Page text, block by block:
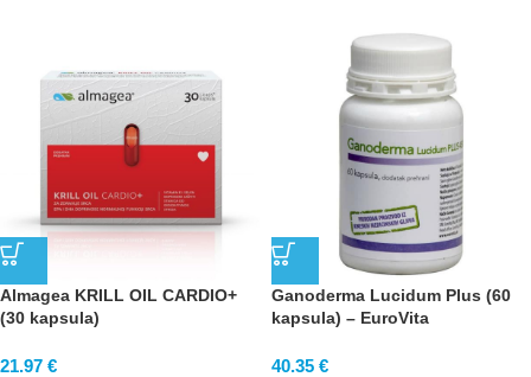
Almagea KRILL OIL CARDIO+
(30 kapsula)
21.97 €
Ganoderma Lucidum Plus (60
kapsula) – EuroVita
40.35 €